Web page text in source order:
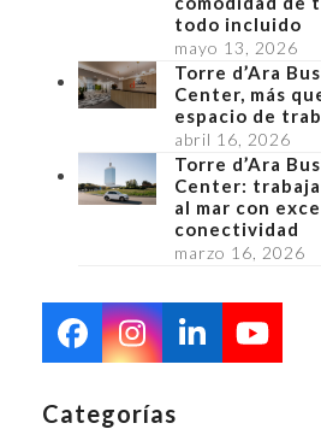
todo incluido
mayo 13, 2026
Torre d’Ara
Center, más
espacio de
abril 16, 2026
Torre d’Ara
Center:
al mar con
conectividad
marzo 16, 2026
Facebook
Instagram
LinkedIn
Categorías